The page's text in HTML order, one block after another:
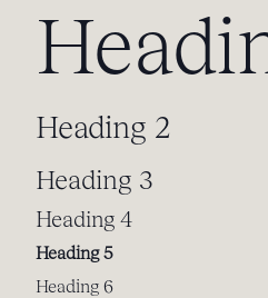
Heading 2
Heading 3
Heading 4
Heading 5
Heading 6